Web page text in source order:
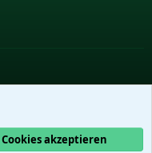
akzeptieren